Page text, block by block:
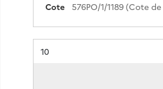
Cote
576PO/1/1189 (Cote
Résultat n°
10